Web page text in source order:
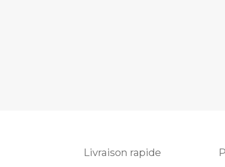
Livraison rapide